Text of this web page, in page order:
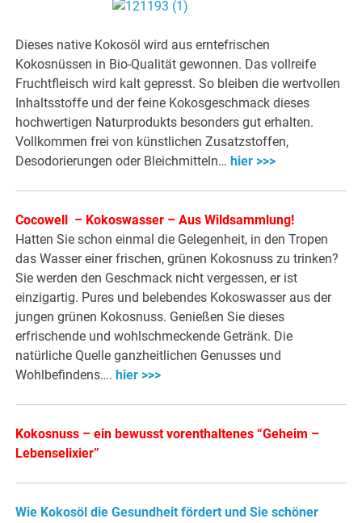
Dieses native Kokosöl wird aus erntefrischen
Kokosnüssen in Bio-Qualität gewonnen. Das vollreife
Fruchtfleisch wird kalt gepresst. So bleiben die wertvollen
Inhaltsstoffe und der feine Kokosgeschmack dieses
hochwertigen Naturprodukts besonders gut erhalten.
Vollkommen frei von künstlichen Zusatzstoffen,
Desodorierungen oder Bleichmitteln… hier >>>
Cocowell – Kokoswasser – Aus Wildsammlung!
Hatten Sie schon einmal die Gelegenheit, in den Tropen
das Wasser einer frischen, grünen Kokosnuss zu trinken?
Sie werden den Geschmack nicht vergessen, er ist
einzigartig. Pures und belebendes Kokoswasser aus der
jungen grünen Kokosnuss. Genießen Sie dieses
erfrischende und wohlschmeckende Getränk. Die
natürliche Quelle ganzheitlichen Genusses und
Wohlbefindens…. hier >>>
Kokosnuss – ein bewusst vorenthaltenes “Geheim –
Lebenselixier”
Wie Kokosöl die Gesundheit fördert und Sie schöner